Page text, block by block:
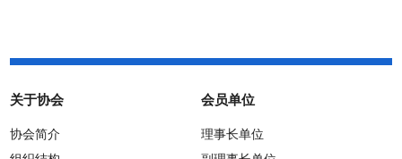
关于协会
协会简介
会员单位
理事长单位